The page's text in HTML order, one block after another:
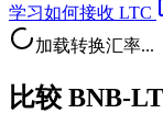
学习如何接收 LTC
加载转换汇率...
比较 BNB-